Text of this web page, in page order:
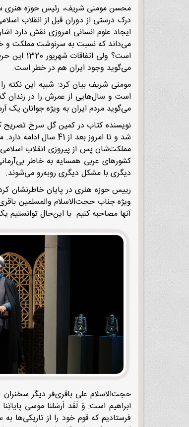
محسن مومنی شریف، رئیس حوزه هنری
درک درستی از دوران قبل از انقلاب
ایجاد علوم انسانی امروزی نقش دارد
است؟
می‌گوید وجود ایران هم در خطر است.
است و سال‌هایی از عمرش را در زندان
می‌گوید مردم ایران به ویژه جوانان یک
شد و تا امروز بعد
مملکت‌شان پس از پیروزی انقلاب
کشورهای عربی همسایه به خاطر
دیگری با مشکل دیگری روبه‌رو می‌شوند.
رییس حوزه هنری در پایان خاطرنشان
ویژه جناب حجت‌الاسلام والمسلمین
آنها مصاحبه کنیم. با این‌حال توانستیم
حجت‌الاسلام علی باقری‌‌فر دیگر
ابراهیم است: وَ لَقَد اَرسَلنا موسی
فرستادیم که قوم خود را از تاریکی‌ها